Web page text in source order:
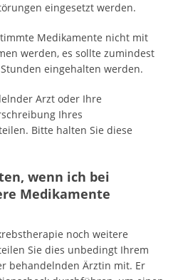
eingesetzt werden.
Medikamente nicht mit
werden, es sollte zumindest
eingehalten werden.
Arzt oder Ihre
Ihres
Bitte halten Sie diese
wenn ich bei
Medikamente
noch weitere
Sie dies unbedingt Ihrem
behandelnden Ärztin mit. Er